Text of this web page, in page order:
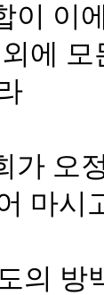
이 이
에
가 오
마시
의